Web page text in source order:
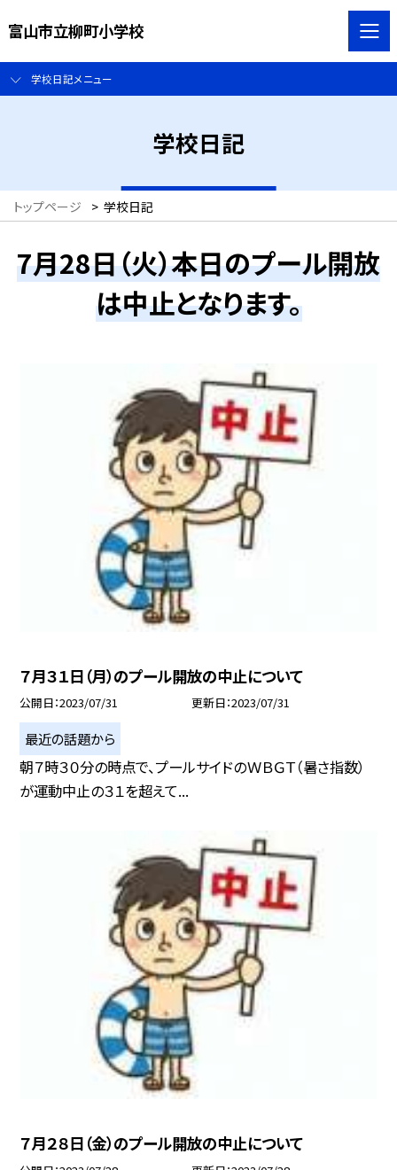
富山市立柳町小学校
学校日記メニュー
学校日記
トップページ > 学校日記
7月28日（火）本日のプール開放
は中止となります。
７月３１日（月）のプール開放の中止について
公開日 2023/07/31 更新日 2023/07/31
最近の話題から
朝７時３０分の時点で、プールサイドのＷＢＧＴ（暑さ指数）
が運動中止の３１を超えて...
７月２８日（金）のプール開放の中止について